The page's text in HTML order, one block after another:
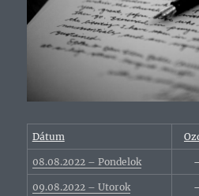
Dátum
08.08.2022 – Pondelok
09.08.2022 – Utorok